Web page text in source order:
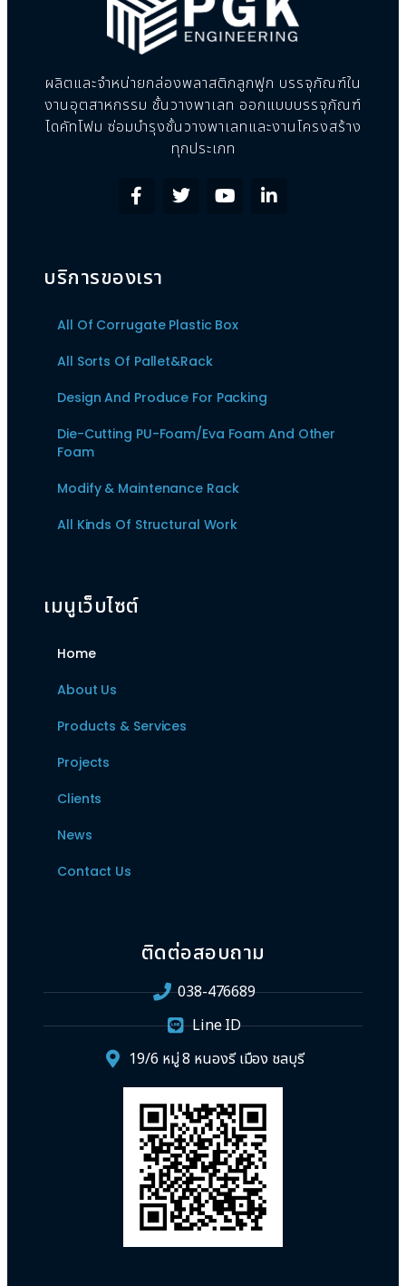
ผลิตและจำหน่ายกล่องพลาสติกลูกฟูก บรรจุภัณฑ์ใน
งานอุตสาหกรรม ชั้นวางพาเลท ออกแบบบรรจุภัณฑ์
ไดคัทโฟม ซ่อมบำรุงชั้นวางพาเลทและงานโครงสร้าง
ทุกประเภท
บริการของเรา
All Of Corrugate Plastic Box
All Sorts Of Pallet&Rack
Design And Produce For Packing
Die-Cutting PU-Foam/Eva Foam And Other
Foam
Modify & Maintenance Rack
All Kinds Of Structural Work
เมนูเว็บไซต์
Home
About Us
Products & Services
Projects
Clients
News
Contact Us
ติดต่อสอบถาม
038-476689
Line ID
19/6 หมู่ 8 หนองรี เมือง ชลบุรี